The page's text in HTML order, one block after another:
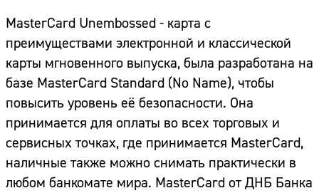
MasterCard Unembossed - карта с
преимуществами электронной и классической
карты мгновенного выпуска, была разработана на
базе MasterCard Standard (No Name), чтобы
повысить уровень её безопасности. Она
принимается для оплаты во всех торговых и
сервисных точках, где принимается MasterCard,
наличные также можно снимать практически в
любом банкомате мира. MasterCard от ДНБ Банка